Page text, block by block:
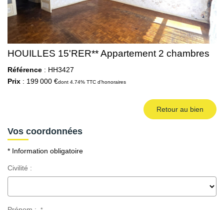
HOUILLES 15'RER** Appartement 2 chambres
Référence : HH3427
Prix : 199 000 €dont 4.74% TTC d'honoraires
Retour au bien
Vos coordonnées
* Information obligatoire
Civilité :